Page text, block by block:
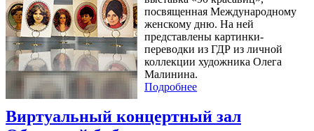
посвященная Международному
женскому дню. На ней
представлены картинки-
переводки из ГДР из личной
коллекции художника Олега
Малинина.
Подробнее
Виртуальный концертный зал